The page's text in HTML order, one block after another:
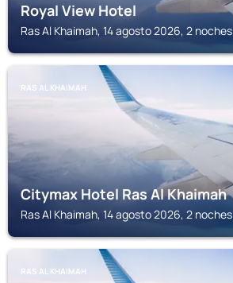
Royal View Hotel
Ras Al Khaimah, 14 agosto 2026, 2 noches
RAS AL KHAIMAH
Citymax Hotel Ras Al Khaimah
Ras Al Khaimah, 14 agosto 2026, 2 noches
RAS AL KHAIMAH